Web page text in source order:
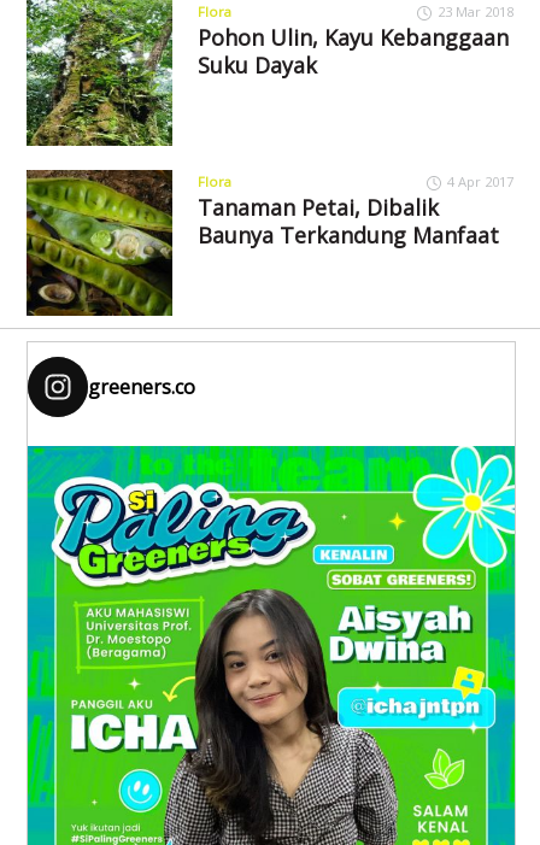
Flora 23 Mar 2018
Pohon Ulin, Kayu Kebanggaan
Suku Dayak
Flora 4 Apr 2017
Tanaman Petai, Dibalik
Baunya Terkandung Manfaat
greeners.co